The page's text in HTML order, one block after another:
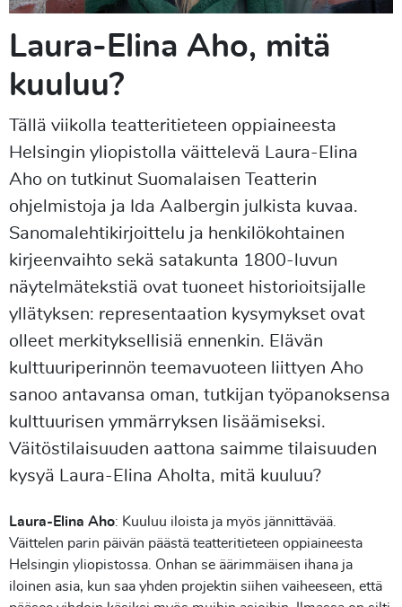
Laura-Elina Aho, mitä
kuuluu?
Tällä viikolla teatteritieteen oppiaineesta
Helsingin yliopistolla väittelevä Laura-Elina
Aho on tutkinut Suomalaisen Teatterin
ohjelmistoja ja Ida Aalbergin julkista kuvaa.
Sanomalehtikirjoittelu ja henkilökohtainen
kirjeenvaihto sekä satakunta 1800-luvun
näytelmätekstiä ovat tuoneet historioitsijalle
yllätyksen: representaation kysymykset ovat
olleet merkityksellisiä ennenkin. Elävän
kulttuuriperinnön teemavuoteen liittyen Aho
sanoo antavansa oman, tutkijan työpanoksensa
kulttuurisen ymmärryksen lisäämiseksi.
Väitöstilaisuuden aattona saimme tilaisuuden
kysyä Laura-Elina Aholta, mitä kuuluu?
Laura-Elina Aho: Kuuluu iloista ja myös jännittävää.
Väittelen parin päivän päästä teatteritieteen oppiaineesta
Helsingin yliopistossa. Onhan se äärimmäisen ihana ja
iloinen asia, kun saa yhden projektin siihen vaiheeseen, että